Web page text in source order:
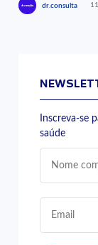
dr.consulta
Inscreva-se
saúde